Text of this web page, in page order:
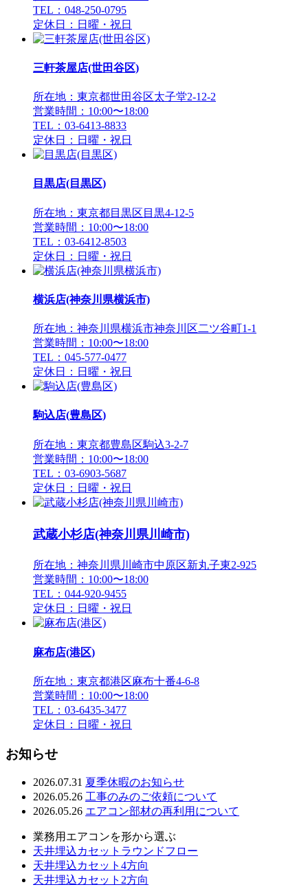
TEL：048-250-0795
定休日：日曜・祝日
三軒茶屋店(世田谷区)
所在地：東京都世田谷区太子堂2-12-2
営業時間：10:00〜18:00
TEL：03-6413-8833
定休日：日曜・祝日
目黒店(目黒区)
所在地：東京都目黒区目黒4-12-5
営業時間：10:00〜18:00
TEL：03-6412-8503
定休日：日曜・祝日
横浜店(神奈川県横浜市)
所在地：神奈川県横浜市神奈川区二ツ谷町1-1
営業時間：10:00〜18:00
TEL：045-577-0477
定休日：日曜・祝日
駒込店(豊島区)
所在地：東京都豊島区駒込3-2-7
営業時間：10:00〜18:00
TEL：03-6903-5687
定休日：日曜・祝日
武蔵小杉店(神奈川県川崎市)
所在地：神奈川県川崎市中原区新丸子東2-925
営業時間：10:00〜18:00
TEL：044-920-9455
定休日：日曜・祝日
麻布店(港区)
所在地：東京都港区麻布十番4-6-8
営業時間：10:00〜18:00
TEL：03-6435-3477
定休日：日曜・祝日
お知らせ
2026.07.31 夏季休暇のお知らせ
2026.05.26 工事のみのご依頼について
2026.05.26 エアコン部材の再利用について
業務用エアコンを形から選ぶ
天井埋込カセットラウンドフロー
天井埋込カセット4方向
天井埋込カセット2方向